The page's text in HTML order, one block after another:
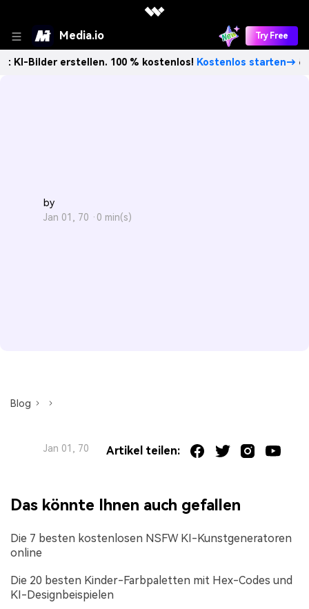
Media.io Try Free
Bilder erstellen. 100 % kostenlos!Kostenlos starten→
by
Jan 01, 70 · 0 min(s)
Blog
Jan 01, 70 Artikel teilen:
Das könnte Ihnen auch gefallen
Die 7 besten kostenlosen NSFW KI-Kunstgeneratoren
online
Die 20 besten Kinder-Farbpaletten mit Hex-Codes und
KI-Designbeispielen